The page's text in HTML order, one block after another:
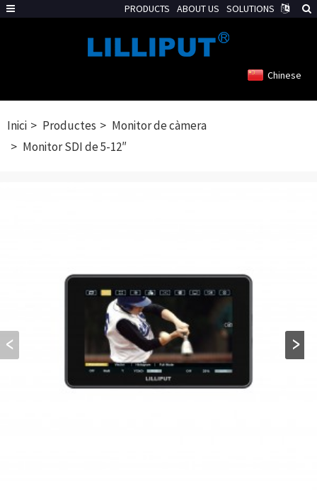
Chinese
Inici Productes
Monitor de càmera
Monitor SDI de 5-12″
PRODUCTS ABOUT US SOLUTIONS